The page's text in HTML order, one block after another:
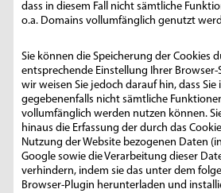
dass in diesem Fall nicht sämtliche
o.a. Domains vollumfänglich genutzt
Sie können die Speicherung der Cookies
entsprechende Einstellung Ihrer
wir weisen Sie jedoch darauf hin, dass Sie
gegebenenfalls nicht sämtliche
vollumfänglich werden nutzen können.
hinaus die Erfassung der durch das
Nutzung der Website bezogenen Daten
Google sowie die Verarbeitung dieser
verhindern, indem sie das unter dem
Browser-Plugin herunterladen und